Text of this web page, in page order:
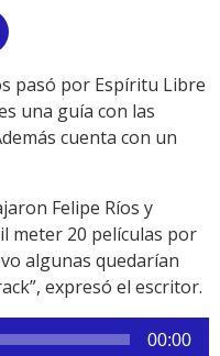
Link
pasó por Espíritu Libre
una guía con las
cuenta con un
Felipe Ríos y
meter 20 películas por
algunas quedarían
expresó el escritor.
00:00